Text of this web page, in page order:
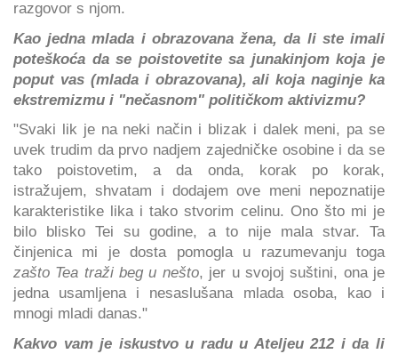
razgovor s njom.
Kao jedna mlada i obrazovana žena, da li ste imali
poteškoća da se poistovetite sa junakinjom koja je
poput vas (mlada i obrazovana), ali koja naginje ka
ekstremizmu i "nečasnom" političkom aktivizmu?
"Svaki lik je na neki način i blizak i dalek meni, pa se
uvek trudim da prvo nadjem zajedničke osobine i da se
tako poistovetim, a da onda, korak po korak,
istražujem, shvatam i dodajem ove meni nepoznatije
karakteristike lika i tako stvorim celinu. Ono što mi je
bilo blisko Tei su godine, a to nije mala stvar. Ta
činjenica mi je dosta pomogla u razumevanju toga
zašto Tea traži beg u nešto, jer u svojoj suštini, ona je
jedna usamljena i nesaslušana mlada osoba, kao i
mnogi mladi danas."
Kakvo vam je iskustvo u radu u Ateljeu 212 i da li